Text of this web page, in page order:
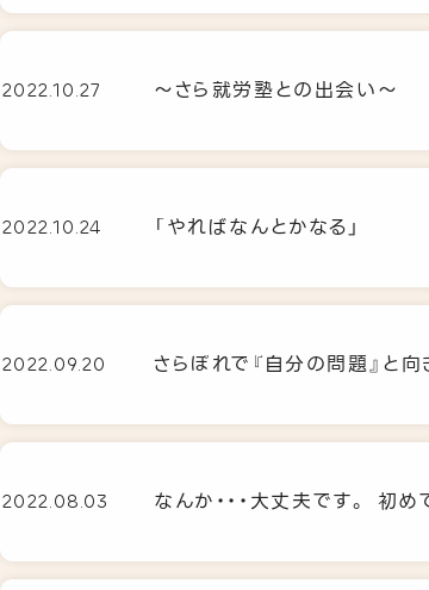
2022.10.27 ～さら就労塾との出会い～
2022.10.24 「やればなんとかなる」
2022.09.20 さらぽれで『自分の問題』と
2022.08.03 なんか・・・大丈夫です。